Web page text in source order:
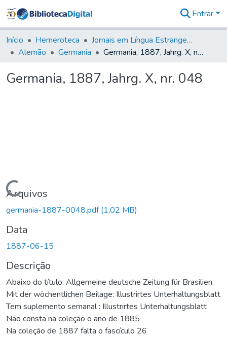
&
Coleções
Tudo na
Digital
Entrar
Início Hemeroteca
Jornais em Língua Estrangeira
Alemão
Germania Germania, 1887, Jahrg. X, nr. 048
Germania, 1887, Jahrg. X, nr. 048
Carregando...
Arquivos
germania-1887-0048.pdf(1,02 MB)
Data
1887-06-15
Descrição
Abaixo do título: Allgemeine deutsche Zeitung für Brasilien.
Mit der wöchentlichen Beilage: Illustrirtes Unterhaltungsblatt
Tem suplemento semanal : Illustrirtes Unterhaltungsblatt
Não consta na coleção o ano de 1885
Na coleção de 1887 falta o fascículo 26